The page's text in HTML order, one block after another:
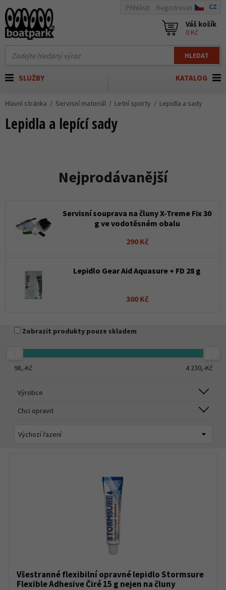
HLEDAT
Přihlásit Registrovat CZ
Váš košík
0 Kč
KATALOG
SLUŽBY
Hlavní stránka Servisní materiál Letní sporty Lepidla a sady
Lepidla a lepící sady
Nejprodávanější
Servisní souprava na čluny X-Treme Fix 30
g ve vodotěsném obalu
290 Kč
Lepidlo Gear Aid Aquasure + FD 28 g
300 Kč
Zobrazit produkty pouze skladem
98,-Kč 4 230,-Kč
Výrobce
Chci opravit
Všestranné flexibilní opravné lepidlo Stormsure
Flexible Adhesive Čiré 15 g nejen na čluny